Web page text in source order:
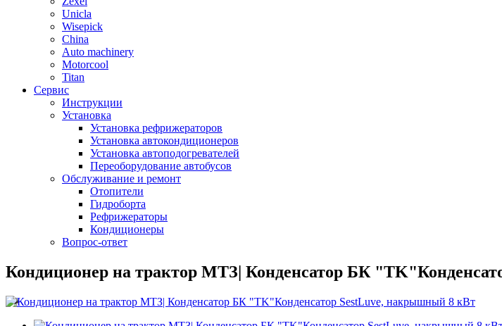
Unicla
Wisepick
China
Auto machinery
Motorcool
Titan
Сервис
Инструкции
Установка
Установка рефрижераторов
Установка автокондиционеров
Установка автоподогревателей
Переоборудование автобусов
Обслуживание и ремонт
Отопители
Гидроборта
Рефрижераторы
Кондиционеры
Вопрос-ответ
Кондиционер на трактор МТЗ| Конденсатор БК